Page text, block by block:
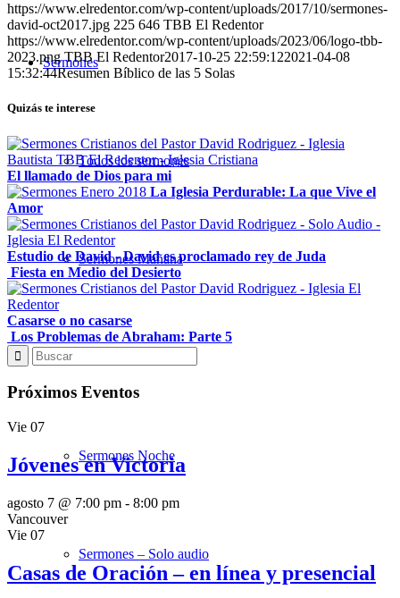
Sermones
Todos los sermones
Sermones Mañana
Sermones Noche
Sermones – Solo audio
https://www.elredentor.com/wp-content/uploads/2017/10/sermones-
david-oct2017.jpg 225 646 TBB El Redentor
https://www.elredentor.com/wp-content/uploads/2023/06/logo-tbb-
2023.png TBB El Redentor2017-10-25 22:59:122021-04-08
15:32:44Resumen Bíblico de las 5 Solas
Quizás te interese
El llamado de Dios para mi
La Iglesia Perdurable: La que Vive el
Amor
Estudio de David - David es proclamado rey de Juda
Fiesta en Medio del Desierto
Casarse o no casarse
Los Problemas de Abraham: Parte 5
Próximos Eventos
Vie 07
Jóvenes en Victoria
agosto 7 @ 7:00 pm - 8:00 pm
Vancouver
Vie 07
Casas de Oración – en línea y presencial